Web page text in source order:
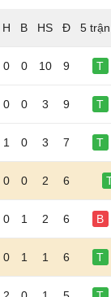
5
0 0 10 9 T
0 0 3 9 T
1 0 3 7 T
0 0 2 6
0 1 2 6 B
0 1 1 6 T